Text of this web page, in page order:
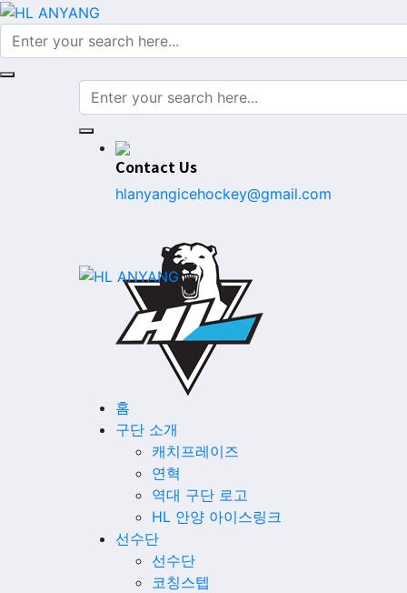
Contact Us
hlanyangicehockey@gmail.com
홈
구단 소개
캐치프레이즈
연혁
역대 구단 로고
HL 안양 아이스링크
선수단
선수단
코칭스텝